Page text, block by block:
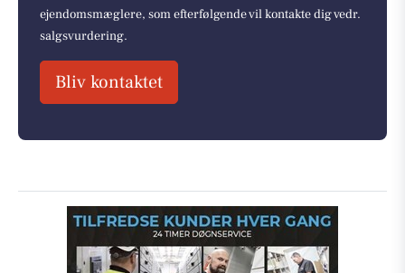
ejendomsmæglere, som efterfølgende vil kontakte dig vedr.
salgsvurdering.
Bliv kontaktet